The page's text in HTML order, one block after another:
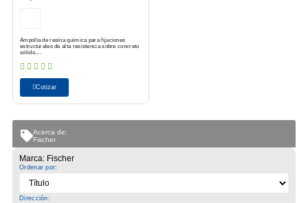
Marca: Fischer
Ordenar por:
Dirección:
Acerca de:
Fischer
Ampolla de resina química para fijaciones
estructurales de alta resistencia sobre concreto
sólido....
Cotizar